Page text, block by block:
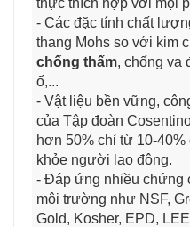
- Các đặc tính chất
thang Mohs so với kim
chống thấm, chống va
ố,...
- Vật liệu bền vững,
của Tập đoàn
hơn 50% chỉ từ 10-
khỏe người lao động.
- Đáp ứng nhiều chứng
môi trường như NSF,
Gold, Kosher, EPD,